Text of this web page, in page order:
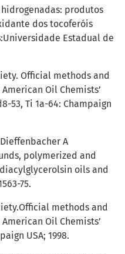
hidrogenadas: produtos
dos tocoferóis
Estadual de
Official methods and
Oil Chemists’
53, Ti 1a-64: Champaign
Dieffenbacher A
polymerized and
oils and
75.
methods and
Oil Chemists’
USA; 1998.